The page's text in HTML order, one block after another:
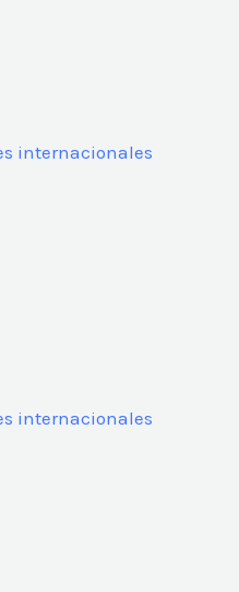
internacionales
internacionales